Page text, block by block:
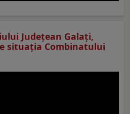
Judeţean Galaţi,
situaţia Combinatului